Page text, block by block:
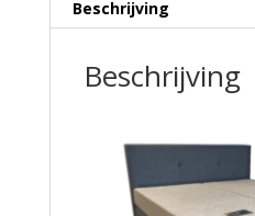
Beschrijving
Beschrijving